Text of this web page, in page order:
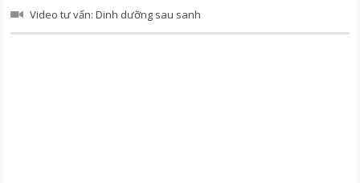
Video tư vấn: Dinh dưỡng sau sanh